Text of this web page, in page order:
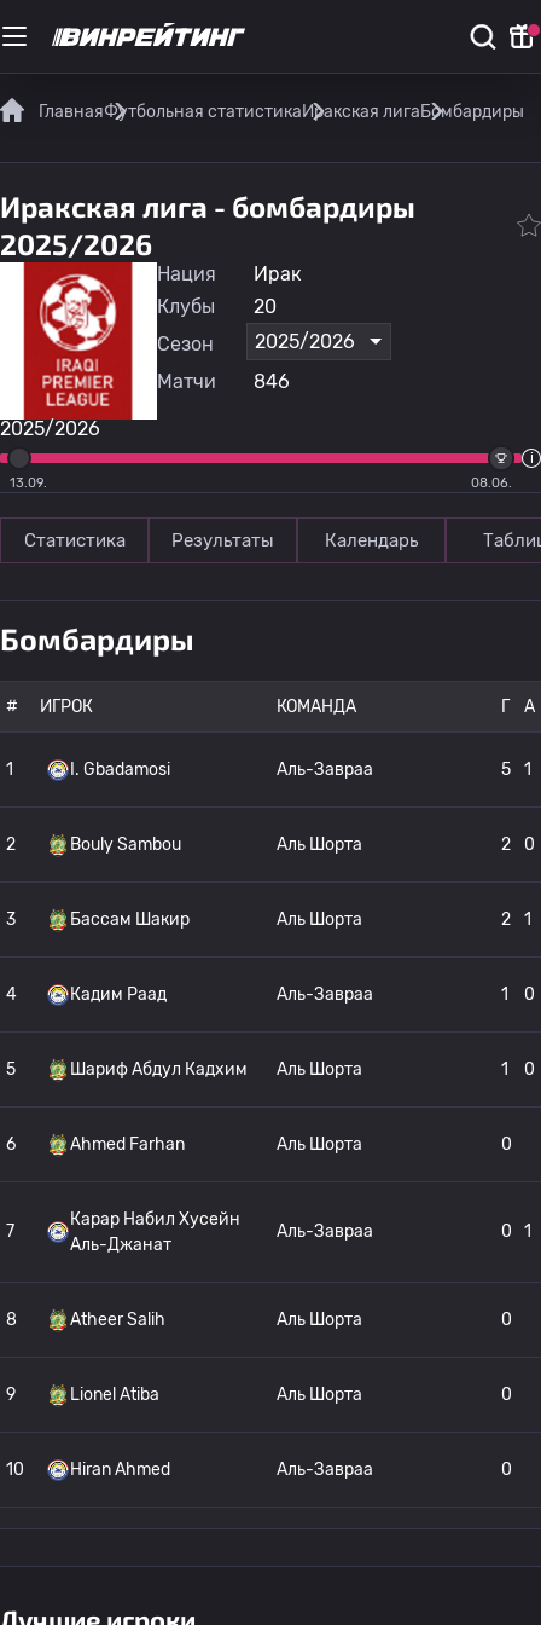
ГлавнаяФутбольная статистикаИракская лигаБомбардиры
Иракская лига - бомбардиры
2025/2026
2025/2026
08.06.
13.09.
Нация
Ирак
Клубы
20
Сезон
2025/2026
Матчи
846
Статистика Результаты Календарь
Бомбардиры
# ИГРОК КОМАНДА Г A
1 I. Gbadamosi Аль-Завраа 5 1
2 Bouly Sambou Аль Шорта 2 0
3 Бассам Шакир Аль Шорта 2 1
4 Кадим Раад Аль-Завраа 1 0
5 Шариф Абдул Кадхим Аль Шорта 1 0
6 Ahmed Farhan Аль Шорта 0
7
Карар Набил Хусейн
Аль-Джанат
Аль-Завраа 0 1
8 Atheer Salih Аль Шорта 0
9 Lionel Atiba Аль Шорта 0
10 Hiran Ahmed Аль-Завраа 0
Кристиан Леонель